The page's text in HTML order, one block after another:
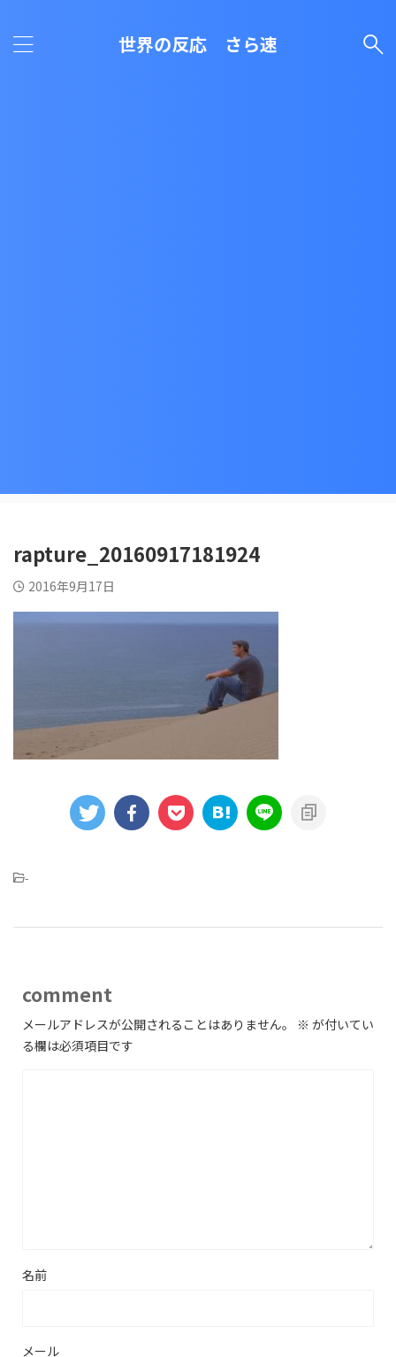
世界の反応 さら速
rapture_20160917181924
2016年9月17日
-
comment
メールアドレスが公開されることはありません。 ※ が付いてい
る欄は必須項目です
名前
メール